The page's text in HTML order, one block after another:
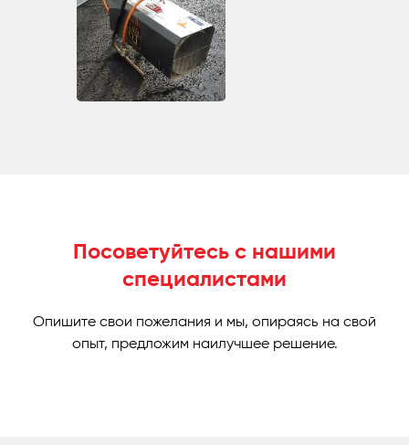
Посоветуйтесь с нашими
специалистами
Опишите свои пожелания и мы, опираясь на свой
опыт, предложим наилучшее решение.